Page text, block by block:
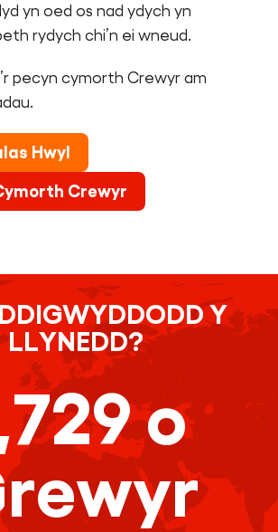
yn oed os nad ydych yn
rydych chi’n ei wneud.
pecyn cymorth Crewyr am
Hwyl
Crewyr
Y
LLYNEDD?
o